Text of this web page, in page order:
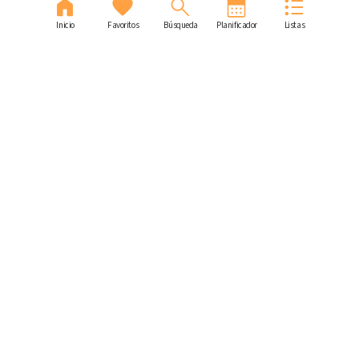
Inicio Favoritos Búsqueda Planificador Listas